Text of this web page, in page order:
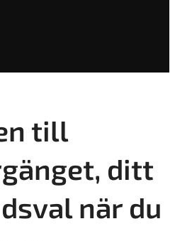
till
ditt
när du